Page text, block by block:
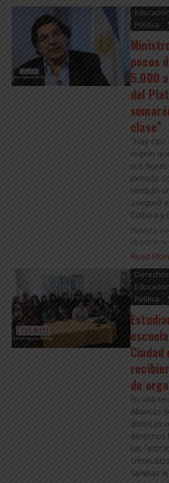
Educación
Política
pocos
5.000
del
clase”
“Hay
región
sus horas
jornada
tendrán
aseguró
Cultura y
Revista
14
Read
Educación
Política
Ciudad
de
En una
Abuelas
distintas
derechos
las
familias